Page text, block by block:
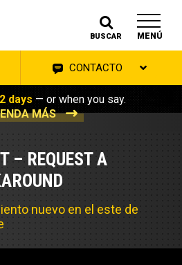
BUSCAR MENÚ
CONTACTO
2 days — or when you say.
MÁS
– REQUEST A
nuevo en el este de